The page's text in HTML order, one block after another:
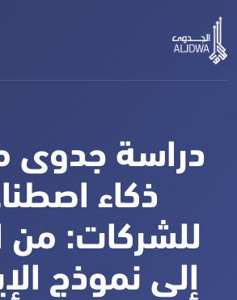
دراسة جدوى
ذكاء
للشركات: من
إلى نموذج